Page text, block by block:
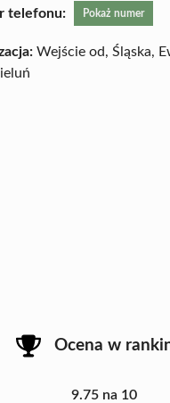
telefonu: Pokaż numer
Wejście od, Śląska,
Ocena w
9.75 na 10